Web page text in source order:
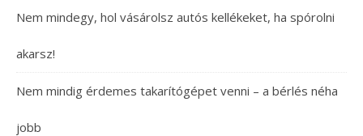
Nem mindegy, hol vásárolsz autós kellékeket, ha spórolni
akarsz!
Nem mindig érdemes takarítógépet venni – a bérlés néha
jobb